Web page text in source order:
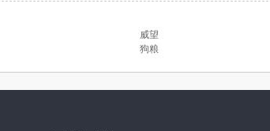
威望
狗粮